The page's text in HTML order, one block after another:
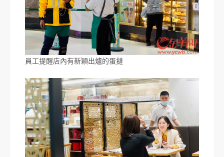
員工提醒店內有新穎出爐的蛋撻